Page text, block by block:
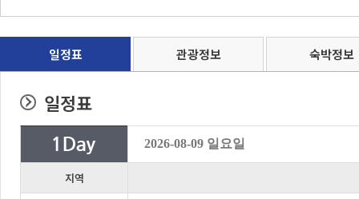
일정표 관광정보 숙박정보
일정표
2026-08-09 일요일
지역